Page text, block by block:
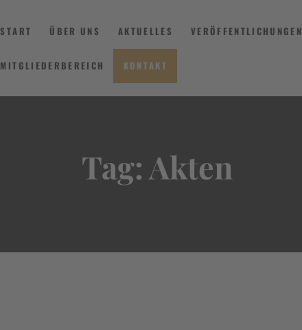
START ÜBER UNS AKTUELLES VERÖFFENTLICHUNGEN
MITGLIEDERBEREICH KONTAKT
Tag: Akten
AKTUELLES
INFORMIEREN